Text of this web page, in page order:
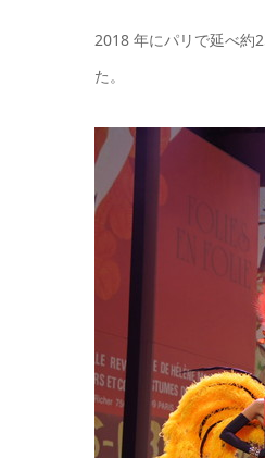
2018 年にパリで延べ約
た。